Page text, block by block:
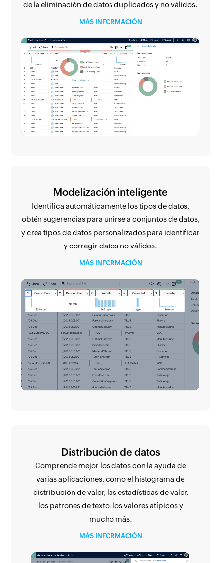
de la eliminación de datos duplicados y no válidos.
MÁS INFORMACIÓN
Modelización inteligente
Identifica automáticamente los tipos de datos,
obtén sugerencias para unirse a conjuntos de datos,
y crea tipos de datos personalizados para identificar
y corregir datos no válidos.
MÁS INFORMACIÓN
Distribución de datos
Comprende mejor los datos con la ayuda de
varias aplicaciones, como el histograma de
distribución de valor, las estadísticas de valor,
los patrones de texto, los valores atípicos y
mucho más.
MÁS INFORMACIÓN